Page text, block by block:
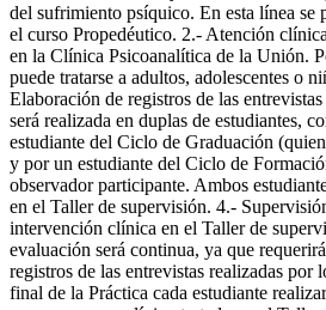
del sufrimiento psíquico. En esta línea se
el curso Propedéutico. 2.- Atención
en la Clínica Psicoanalítica de la Unión.
puede tratarse a adultos, adolescentes o
Elaboración de registros de las
será realizada en duplas de estudiantes,
estudiante del Ciclo de Graduación
y por un estudiante del Ciclo de
observador participante. Ambos
en el Taller de supervisión. 4.-
intervención clínica en el Taller de
evaluación será continua, ya que
registros de las entrevistas realizadas por
final de la Práctica cada estudiante